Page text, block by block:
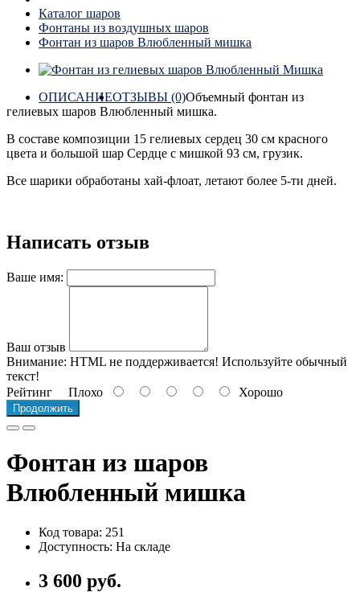
Каталог шаров
Фонтаны из воздушных шаров
Фонтан из шаров Влюбленный мишка
ОПИСАНИЕОТЗЫВЫ (0)Объемный фонтан из
гелиевых шаров Влюбленный мишка.
В составе композиции 15 гелиевых сердец 30 см красного
цвета и большой шар Сердце с мишкой 93 см, грузик.
Все шарики обработаны хай-флоат, летают более 5-ти дней.
Написать отзыв
Ваше имя:
Ваш отзыв
Внимание: HTML не поддерживается! Используйте обычный
текст!
Рейтинг Плохо Хорошо
Продолжить
Фонтан из шаров
Влюбленный мишка
Код товара: 251
Доступность: На складе
3 600 руб.